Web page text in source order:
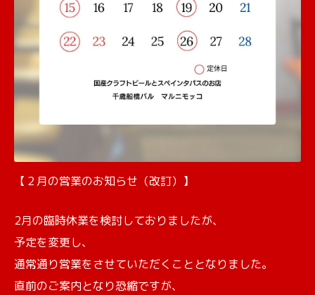
【２月の営業のお知らせ（改訂）】
2月の臨時休業を検討しておりましたが、
予定を変更し、
通常通り営業をさせていただくこととなりました。
直前のご案内となり恐縮ですが、